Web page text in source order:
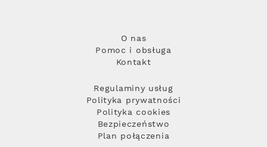
O nas
Pomoc i obsługa
Kontakt
Regulaminy usług
Polityka prywatności
Polityka cookies
Bezpieczeństwo
Plan połączenia